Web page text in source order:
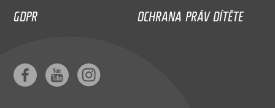
GDPR
OCHRANA PRÁV DÍTĚTE